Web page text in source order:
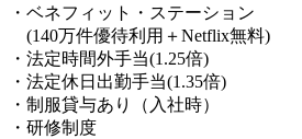
・ベネフィット・ステーション
(140万件優待利用＋Netflix無料)
・法定時間外手当(1.25倍)
・法定休日出勤手当(1.35倍)
・制服貸与あり（入社時）
・研修制度